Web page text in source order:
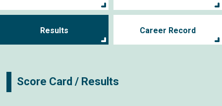
Results Career Record
Score Card / Results